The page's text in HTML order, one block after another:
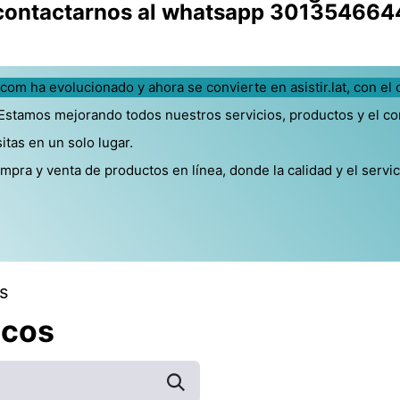
al whatsapp
ha evolucionado y ahora se convierte en asistir.lat, con el
mejorando todos nuestros servicios, productos y el
en un solo lugar.​
y venta de productos en línea, donde la calidad y el